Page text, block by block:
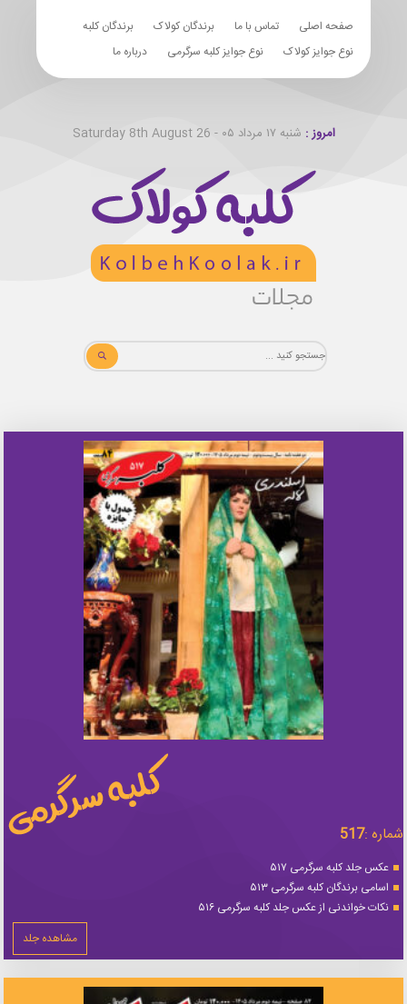
صفحه اصلی تماس با ما برندگان کولاک
برندگان کلبه
نوع جوایز کولاک
نوع جوایز کلبه سرگرمی درباره ما
امروز : شنبه ۱۷ مرداد ۰۵ - Saturday 8th August 26
شماره :517
عکس جلد کلبه سرگرمی ۵۱۷
اسامی برندگان کلبه سرگرمی ۵۱۳
نکات خواندنی از عکس جلد کلبه سرگرمی ۵۱۶
مشاهده جلد